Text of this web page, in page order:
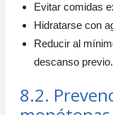
Evitar comidas
Hidratarse con
Reducir al
descanso previo.
8.2.